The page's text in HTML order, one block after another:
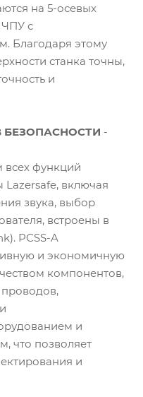
на 5-осевых
ЧПУ с
Благодаря этому
станка точны,
и
-
всех функций
включая
звука, выбор
встроены в
PCSS-A
и экономичную
компонентов,
и
что позволяет
и